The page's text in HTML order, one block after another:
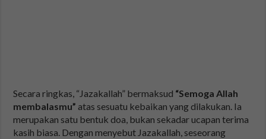
Secara ringkas, “Jazakallah” bermaksud “Semoga Allah
membalasmu” atas sesuatu kebaikan yang dilakukan. Ia
merupakan satu bentuk doa, bukan sekadar ucapan terima
kasih biasa. Dengan menyebut Jazakallah, seseorang